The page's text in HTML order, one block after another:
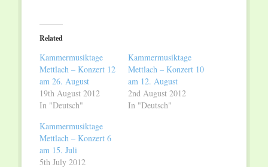
(Opens
in
new
Related
Kammermusiktage
Mettlach – Konzert 12
am 26. August
19th August 2012
In "Deutsch"
Kammermusiktage
Mettlach – Konzert 10
am 12. August
2nd August 2012
In "Deutsch"
Kammermusiktage
Mettlach – Konzert 6
am 15. Juli
5th July 2012